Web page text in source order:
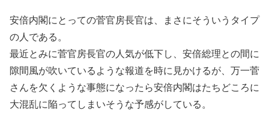
安倍内閣にとっての菅官房長官は、まさにそういうタイプ
の人である。
最近とみに菅官房長官の人気が低下し、安倍総理との間に
隙間風が吹いているような報道を時に見かけるが、万一菅
さんを欠くような事態になったら安倍内閣はたちどころに
大混乱に陥ってしまいそうな予感がしている。